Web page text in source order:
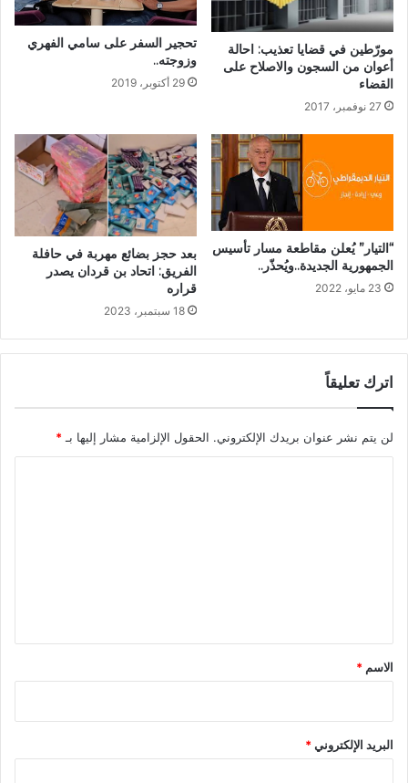
مورّطين في قضايا تعذيب: احالة
أعوان من السجون والاصلاح على
القضاء
27 نوفمبر، 2017
تحجير السفر على سامي الفهري
وزوجته..
29 أكتوبر، 2019
“التيار” يُعلن مقاطعة مسار تأسيس
الجمهورية الجديدة..ويُحذّر..
23 مايو، 2022
بعد حجز بضائع مهربة في حافلة
الفريق: اتحاد بن قردان يصدر
قراره
18 سبتمبر، 2023
اترك تعليقاً
لن يتم نشر عنوان بريدك الإلكتروني. الحقول الإلزامية مشار إليها بـ*
*
الاسم *
البريد الإلكتروني*